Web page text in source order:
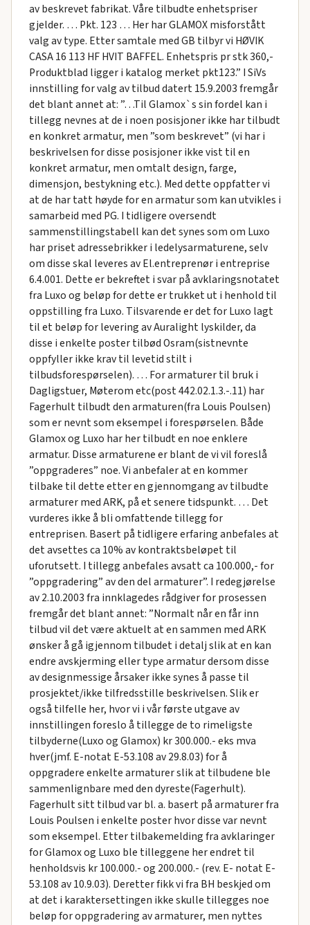
av beskrevet fabrikat. Våre tilbudte enhetspriser
gjelder. … Pkt. 123 … Her har GLAMOX misforstått
valg av type. Etter samtale med GB tilbyr vi HØVIK
CASA 16 113 HF HVIT BAFFEL. Enhetspris pr stk 360,-
Produktblad ligger i katalog merket pkt123.” I SiVs
innstilling for valg av tilbud datert 15.9.2003 fremgår
det blant annet at: ”…Til Glamox`s sin fordel kan i
tillegg nevnes at de i noen posisjoner ikke har tilbudt
en konkret armatur, men ”som beskrevet” (vi har i
beskrivelsen for disse posisjoner ikke vist til en
konkret armatur, men omtalt design, farge,
dimensjon, bestykning etc.). Med dette oppfatter vi
at de har tatt høyde for en armatur som kan utvikles i
samarbeid med PG. I tidligere oversendt
sammenstillingstabell kan det synes som om Luxo
har priset adressebrikker i ledelysarmaturene, selv
om disse skal leveres av El.entreprenør i entreprise
6.4.001. Dette er bekreftet i svar på avklaringsnotatet
fra Luxo og beløp for dette er trukket ut i henhold til
oppstilling fra Luxo. Tilsvarende er det for Luxo lagt
til et beløp for levering av Auralight lyskilder, da
disse i enkelte poster tilbød Osram(sistnevnte
oppfyller ikke krav til levetid stilt i
tilbudsforespørselen). … For armaturer til bruk i
Dagligstuer, Møterom etc(post 442.02.1.3.-.11) har
Fagerhult tilbudt den armaturen(fra Louis Poulsen)
som er nevnt som eksempel i forespørselen. Både
Glamox og Luxo har her tilbudt en noe enklere
armatur. Disse armaturene er blant de vi vil foreslå
”oppgraderes” noe. Vi anbefaler at en kommer
tilbake til dette etter en gjennomgang av tilbudte
armaturer med ARK, på et senere tidspunkt. … Det
vurderes ikke å bli omfattende tillegg for
entreprisen. Basert på tidligere erfaring anbefales at
det avsettes ca 10% av kontraktsbeløpet til
uforutsett. I tillegg anbefales avsatt ca 100.000,- for
”oppgradering” av den del armaturer”. I redegjørelse
av 2.10.2003 fra innklagedes rådgiver for prosessen
fremgår det blant annet: ”Normalt når en får inn
tilbud vil det være aktuelt at en sammen med ARK
ønsker å gå igjennom tilbudet i detalj slik at en kan
endre avskjerming eller type armatur dersom disse
av designmessige årsaker ikke synes å passe til
prosjektet/ikke tilfredsstille beskrivelsen. Slik er
også tilfelle her, hvor vi i vår første utgave av
innstillingen foreslo å tillegge de to rimeligste
tilbyderne(Luxo og Glamox) kr 300.000.- eks mva
hver(jmf. E-notat E-53.108 av 29.8.03) for å
oppgradere enkelte armaturer slik at tilbudene ble
sammenlignbare med den dyreste(Fagerhult).
Fagerhult sitt tilbud var bl. a. basert på armaturer fra
Louis Poulsen i enkelte poster hvor disse var nevnt
som eksempel. Etter tilbakemelding fra avklaringer
for Glamox og Luxo ble tilleggene her endret til
henholdsvis kr 100.000.- og 200.000.- (rev. E- notat E-
53.108 av 10.9.03). Deretter fikk vi fra BH beskjed om
at det i karaktersettingen ikke skulle tillegges noe
beløp for oppgradering av armaturer, men nyttes